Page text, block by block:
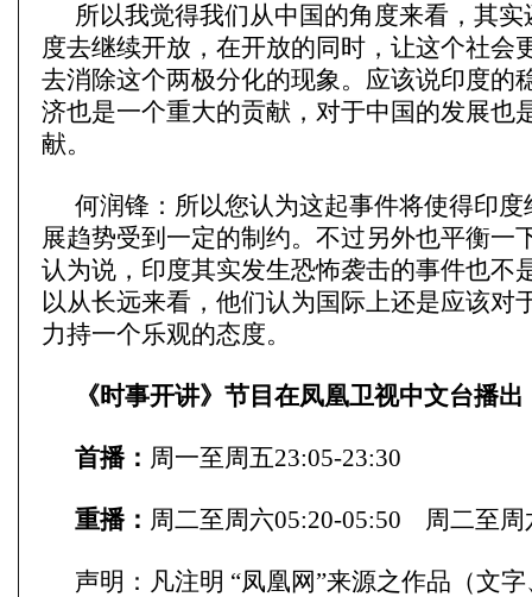
所以我觉得我们从中国的角度来看，其
度去继续开放，在开放的同时，让这个社会
去消除这个两极分化的现象。应该说印度的
济也是一个重大的贡献，对于中国的发展也
献。
何润锋：所以您认为这起事件将使得印
展趋势受到一定的制约。不过另外也平衡一
认为说，印度其实发生恐怖袭击的事件也不
以从长远来看，他们认为国际上还是应该对
力持一个乐观的态度。
《时事开讲》节目在凤凰卫视中文台播出
首播： 周一至周五23:05-23:30
重播： 周二至周六05:20-05:50 周二至周
声明：凡注明 “凤凰网”来源之作品（文